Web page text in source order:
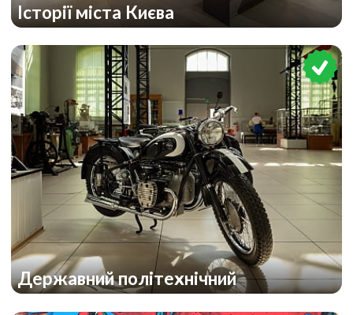
Історії міста Києва
Державний політехнічний